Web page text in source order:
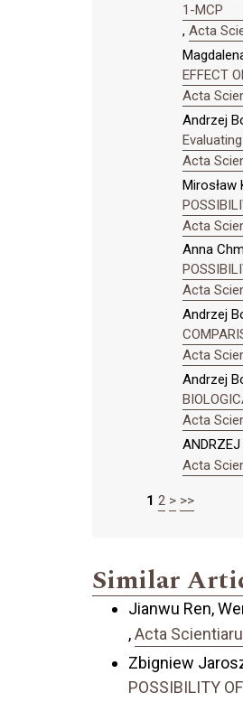
1-MCP
, Acta
EFFECT
Acta
Andrzej
Acta
Mirosław
Acta
Anna
Acta
Andrzej
Acta
Andrzej
Acta
ANDRZEJ
Acta
1 2 > >>
Similar
Jianwu Ren,
,Acta
Zbigniew
POSSIBILITY